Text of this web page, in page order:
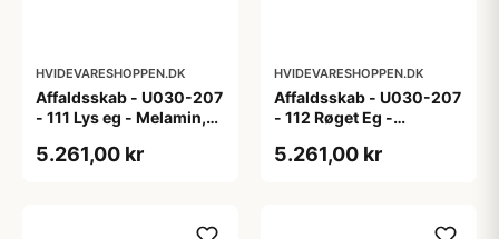
HVIDEVARESHOPPEN.DK
Affaldsskab - U030-207
- 111 Lys eg - Melamin,
5.261,00 kr
HVIDEVARESHOPPEN.DK
Affaldsskab - U030-207
- 112 Røget Eg -
5.261,00 kr